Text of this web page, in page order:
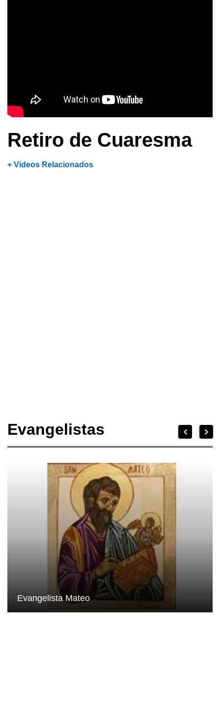
Retiro de Cuaresma
+ Videos Relacionados
Evangelistas
Evangelista Mateo